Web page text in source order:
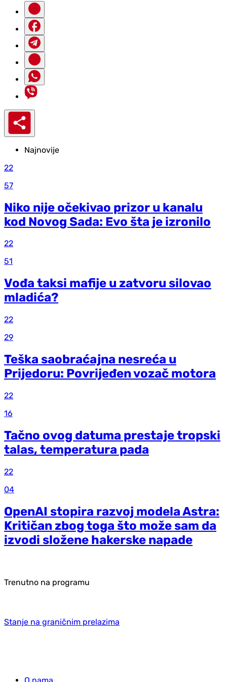
Najnovije
22
57
Niko nije očekivao prizor u kanalu
kod Novog Sada: Evo šta je izronilo
22
51
Vođa taksi mafije u zatvoru silovao
mladića?
22
29
Teška saobraćajna nesreća u
Prijedoru: Povrijeđen vozač motora
22
16
Tačno ovog datuma prestaje tropski
talas, temperatura pada
22
04
OpenAI stopira razvoj modela Astra:
Kritičan zbog toga što može sam da
izvodi složene hakerske napade
Trenutno na programu
Stanje na graničnim prelazima